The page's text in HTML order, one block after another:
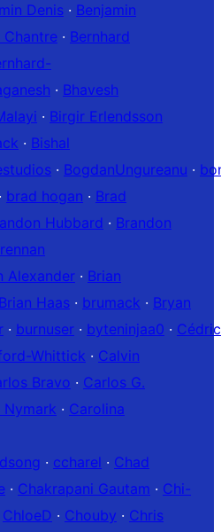
Denis · Benjamin
Chantre · Bernhard
· Bhavesh
· Birgir Erlendsson
· Bishal
· BogdanUngureanu ·
· brad hogan · Brad
Hubbard · Brandon
Alexander · Brian
Brian Haas · brumack · Bryan
· burnuser · byteninjaa0 · Cédric
Whittick · Calvin
Bravo · Carlos G.
Nymark · Carolina
· ccharel · Chad
· Chakrapani Gautam · Chi-
ChloeD · Chouby · Chris